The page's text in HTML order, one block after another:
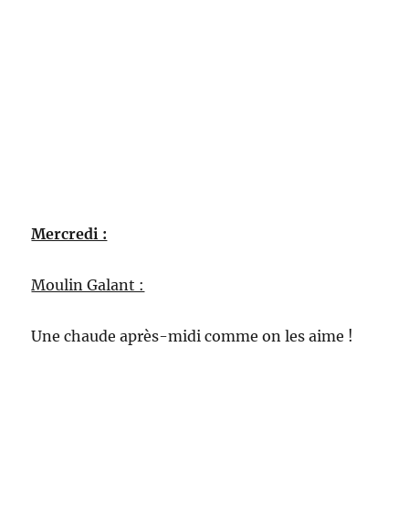
Mercredi :
Moulin Galant :
Une chaude après-midi comme on les aime !